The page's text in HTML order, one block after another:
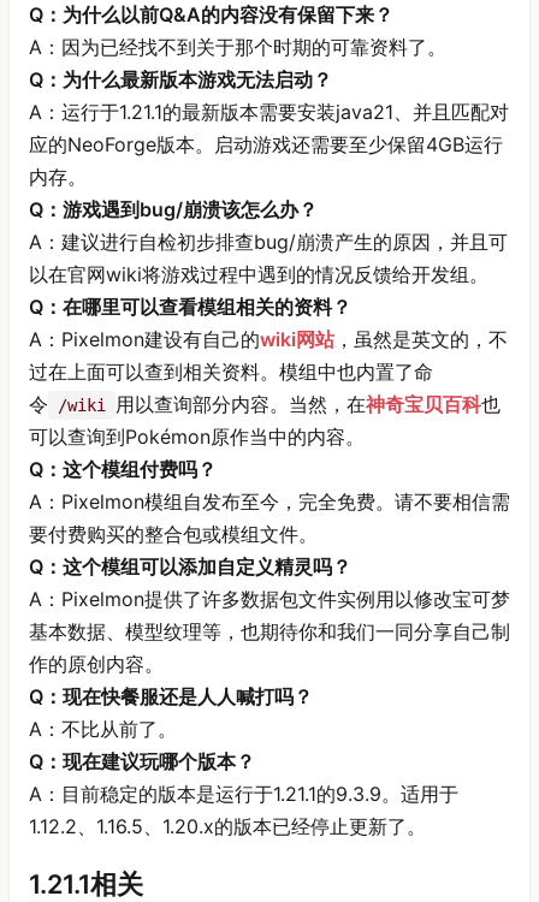
Q：为什么以前Q&A的内容没有保留下来？
A：因为已经找不到关于那个时期的可靠资料了。
Q：为什么最新版本游戏无法启动？
A：运行于1.21.1的最新版本需要安装java21、并且匹配对
应的NeoForge版本。启动游戏还需要至少保留4GB运行
内存。
Q：游戏遇到bug/崩溃该怎么办？
A：建议进行自检初步排查bug/崩溃产生的原因，并且可
以在官网wiki将游戏过程中遇到的情况反馈给开发组。
Q：在哪里可以查看模组相关的资料？
A：Pixelmon建设有自己的wiki网站，虽然是英文的，不
过在上面可以查到相关资料。模组中也内置了命
令
/wiki 用以查询部分内容。当然，在神奇宝贝百科也
可以查询到Pokémon原作当中的内容。
Q：这个模组付费吗？
A：Pixelmon模组自发布至今，完全免费。请不要相信需
要付费购买的整合包或模组文件。
Q：这个模组可以添加自定义精灵吗？
A：Pixelmon提供了许多数据包文件实例用以修改宝可梦
基本数据、模型纹理等，也期待你和我们一同分享自己制
作的原创内容。
Q：现在快餐服还是人人喊打吗？
A：不比从前了。
Q：现在建议玩哪个版本？
A：目前稳定的版本是运行于1.21.1的9.3.9。适用于
1.12.2、1.16.5、1.20.x的版本已经停止更新了。
1.21.1相关